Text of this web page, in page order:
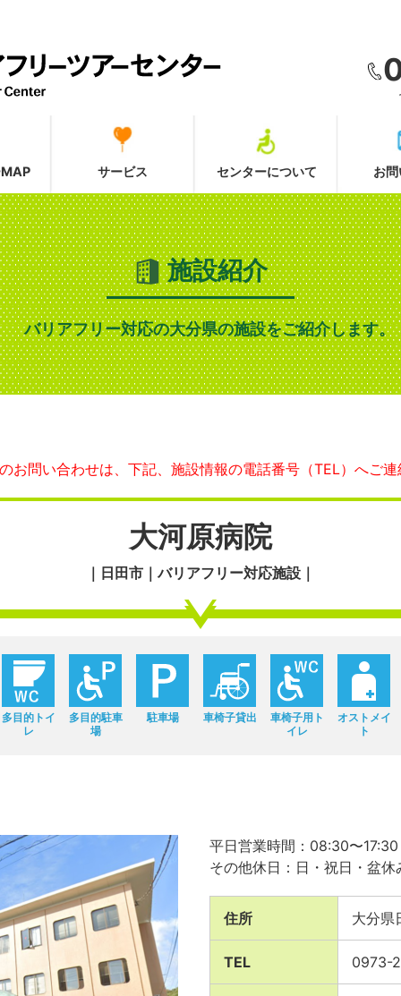
サービス センターについて お
施設紹介
バリアフリー対応の大分県の施設をご紹介します。
お問い合わせは、下記、施設情報の電話番号（TEL）へご連
大河原病院
｜日田市｜バリアフリー対応施設｜
多目的トイ
レ
多目的駐車
場
駐車場 車椅子貸出
車椅子用ト
イレ
オストメイ
ト
平日営業時間：08:30〜17:30
その他休日：日・祝日・盆休
住所 大分県
TEL 0973-